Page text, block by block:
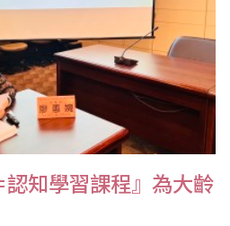
認知學習課程』為大齡